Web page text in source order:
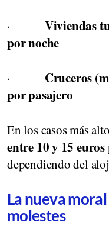
· Viviendas
por noche
· Cruceros
por pasajero
En los casos más
entre 10 y 15
dependiendo del
La nueva
molestes